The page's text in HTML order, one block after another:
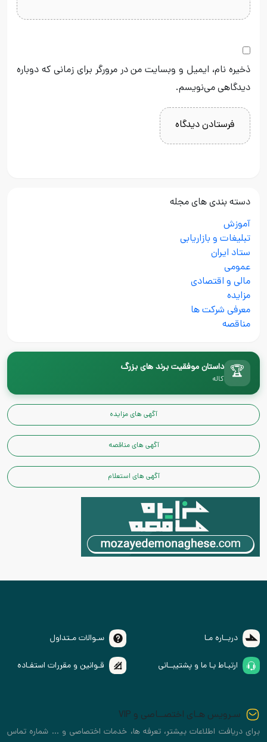
ذخیره نام، ایمیل و وبسایت من در مرورگر برای زمانی که دوباره
دیدگاهی می‌نویسم.
دسته بندی های مجله
آموزش
تبلیغات و بازاریابی
ستاد ایران
عمومی
مالی و اقتصادی
مزایده
معرفی شرکت ها
مناقصه
🏆 داستان موفقیت برند های بزرگ
کاله
آگهی های مزایده
آگهی های مناقصه
آگهی های استعلام
دربــاره مـا سـوالات مـتداول
ارتبـاط بـا ما و پشتیبــانی قـوانین و مقررات استفـاده
سـرویس هـای اختصــاصی و VIP
برای دریافت اطلاعات بیشتر، تعرفه ها، خدمات اختصاصی و ... شماره تماس